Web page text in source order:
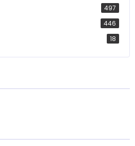
497
446
18